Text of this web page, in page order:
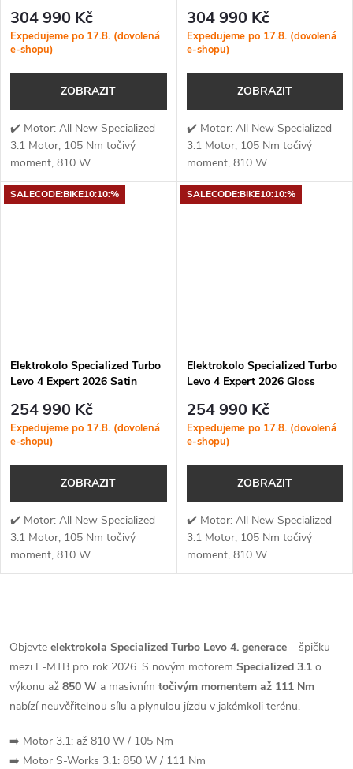
304 990 Kč
Expedujeme po 17.8. (dovolená
e-shopu)
ZOBRAZIT
✔️ Motor: All New Specialized
3.1 Motor, 105 Nm točivý
moment, 810 W
výkon✔️ Točivý moment: 105
Nm✔️ Výkon
Metallic
304 990 Kč
Expedujeme po 17.8. (dovolená
e-shopu)
ZOBRAZIT
✔️ Motor: All New Specialized
3.1 Motor, 105 Nm točivý
moment, 810 W
výkon✔️ Točivý moment: 105
Nm✔️ Výkon
SALECODE:BIKE10:10:%
Elektrokolo Specialized Turbo
Levo 4 Expert 2026 Satin
254 990 Kč
Expedujeme po 17.8. (dovolená
e-shopu)
ZOBRAZIT
✔️ Motor: All New Specialized
3.1 Motor, 105 Nm točivý
moment, 810 W
výkon✔️ Točivý moment: 105
SALECODE:BIKE10:10:%
Elektrokolo Specialized Turbo
Levo 4 Expert 2026 Gloss
254 990 Kč
Expedujeme po 17.8. (dovolená
e-shopu)
ZOBRAZIT
✔️ Motor: All New Specialized
3.1 Motor, 105 Nm točivý
moment, 810 W
výkon✔️ Točivý moment: 105
v
l
á
d
Objevte elektrokola Specialized Turbo Levo 4. generace – špičku
mezi E-MTB pro rok 2026. S novým motorem Specialized 3.1 o
výkonu až 850 W a masivním točivým momentem až 111 Nm
nabízí neuvěřitelnou sílu a plynulou jízdu v jakémkoli terénu.
➡️ Motor 3.1: až 810 W / 105 Nm
➡️ Motor S-Works 3.1: 850 W / 111 Nm